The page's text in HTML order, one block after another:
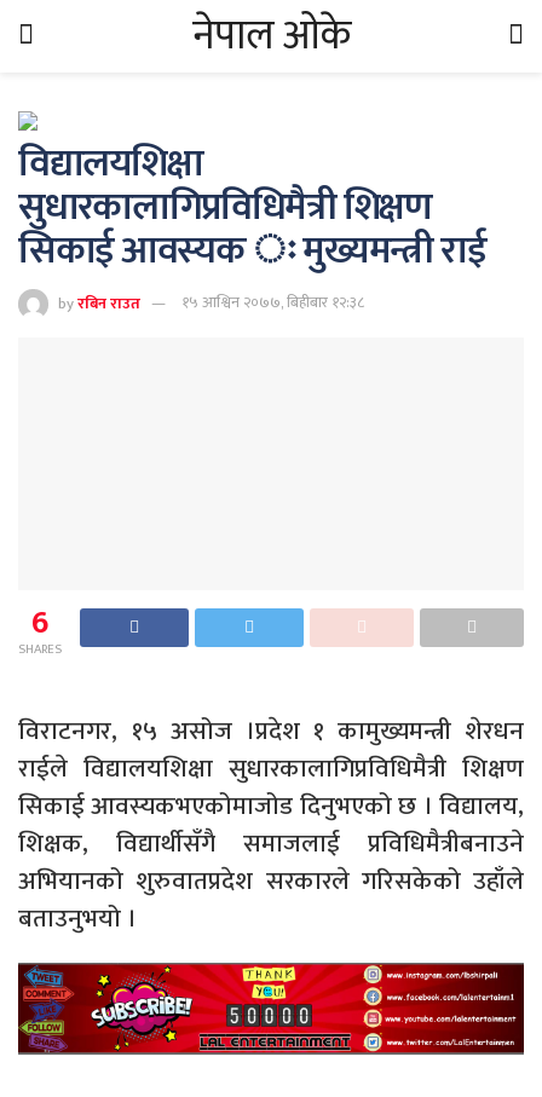
नेपाल ओके
विद्यालयशिक्षा
सुधारकालागिप्रविधिमैत्री शिक्षण
सिकाई आवस्यक ः मुख्यमन्त्री राई
byरबिन राउत १५ आश्विन २०७७, बिहीबार १२:३८
6
SHARES
विराटनगर, १५ असोज ।प्रदेश १ कामुख्यमन्त्री शेरधन
राईले विद्यालयशिक्षा सुधारकालागिप्रविधिमैत्री शिक्षण
सिकाई आवस्यकभएकोमाजोड दिनुभएको छ । विद्यालय,
शिक्षक, विद्यार्थीसँगै समाजलाई प्रविधिमैत्रीबनाउने
अभियानको शुरुवातप्रदेश सरकारले गरिसकेको उहाँले
बताउनुभयो ।